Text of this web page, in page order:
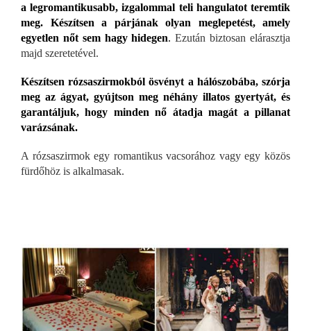
a legromantikusabb, izgalommal teli hangulatot teremtik
meg. Készítsen a párjának olyan meglepetést, amely
egyetlen nőt sem hagy hidegen. Ezután biztosan elárasztja
majd szeretetével.
Készítsen rózsaszirmokból ösvényt a hálószobába, szórja
meg az ágyat, gyújtson meg néhány illatos gyertyát, és
garantáljuk, hogy minden nő átadja magát a pillanat
varázsának.
A rózsaszirmok egy romantikus vacsorához vagy egy közös
fürdőhöz is alkalmasak.